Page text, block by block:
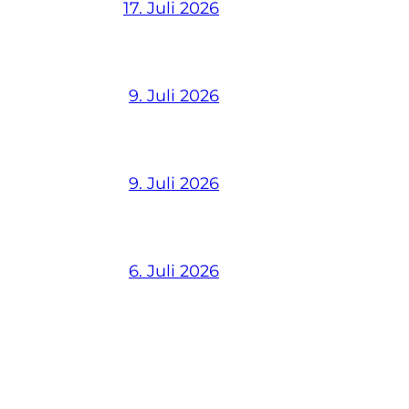
17. Juli 2026
9. Juli 2026
9. Juli 2026
6. Juli 2026